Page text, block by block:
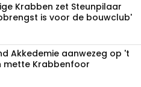
Krabben zet Steunpilaar
is voor de bouwclub'
Akkedemie aanwezeg op 't
mette Krabbenfoor